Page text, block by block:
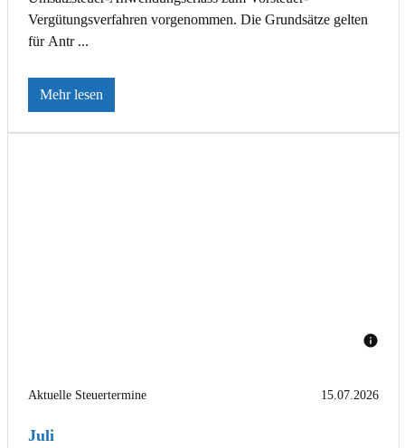
Vergütungsverfahren vorgenommen. Die Grundsätze gelten
für Antr ...
Mehr lesen
Aktuelle Steuertermine 15.07.2026
Juli